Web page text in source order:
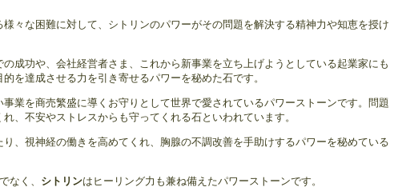
々な困難に対して、シトリンのパワーがその問題を解決する精神力や知恵を授け
成功や、会社経営者さま、これから新事業を立ち上げようとしている起業家にも
を達成させる力を引き寄せるパワーを秘めた石です。
業を商売繁盛に導くお守りとして世界で愛されているパワーストーンです。問題
、不安やストレスからも守ってくれる石といわれています。
、視神経の働きを高めてくれ、胸腺の不調改善を手助けするパワーを秘めている
なく、 シトリンはヒーリング力も兼ね備えたパワーストーンです。